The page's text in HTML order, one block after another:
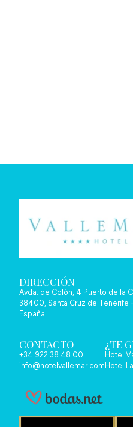
DIRECCIÓN
Avda. de Colón, 4 Puerto de la
38400, Santa Cruz de Tenerife
España
CONTACTO
+34 922 38 48 00
info@hotelvallemar.com
¿TE
Hotel
Hotel